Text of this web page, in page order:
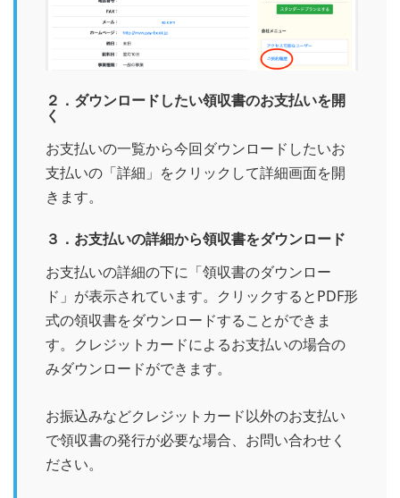
２．ダウンロードしたい領収書のお支払いを開
く
お支払いの一覧から今回ダウンロードしたいお
支払いの「詳細」をクリックして詳細画面を開
きます。
３．お支払いの詳細から領収書をダウンロード
お支払いの詳細の下に「領収書のダウンロー
ド」が表示されています。クリックするとPDF形
式の領収書をダウンロードすることができま
す。クレジットカードによるお支払いの場合の
みダウンロードができます。
お振込みなどクレジットカード以外のお支払い
で領収書の発行が必要な場合、お問い合わせく
ださい。